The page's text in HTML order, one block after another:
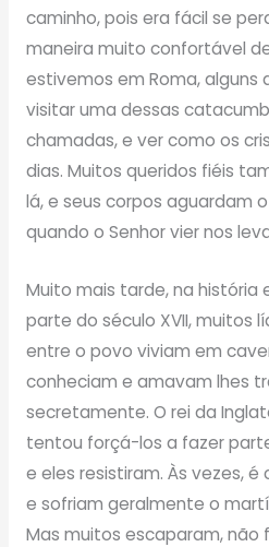
caminho, pois era fácil se
maneira muito confortável
estivemos em Roma, alguns
visitar uma dessas
chamadas, e ver como os
dias. Muitos queridos fiéis
lá, e seus corpos aguardam
quando o Senhor vier nos
Muito mais tarde, na história
parte do século XVII, muitos
entre o povo viviam em
conheciam e amavam lhes
secretamente. O rei da
tentou forçá-los a fazer
e eles resistiram. Às vezes,
e sofriam geralmente o
Mas muitos escaparam, não